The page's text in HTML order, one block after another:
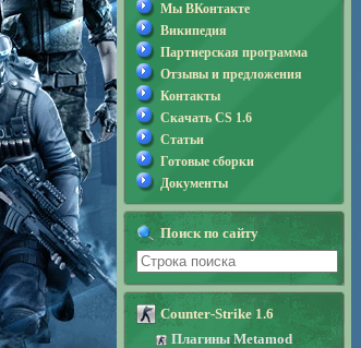
Мы ВКонтакте
Википедия
Партнерская программа
Отзывы и предложения
Контакты
Скачать CS 1.6
Статьи
Готовые сборки
Документы
Поиск по сайту
Counter-Strike 1.6
Плагины Metamod